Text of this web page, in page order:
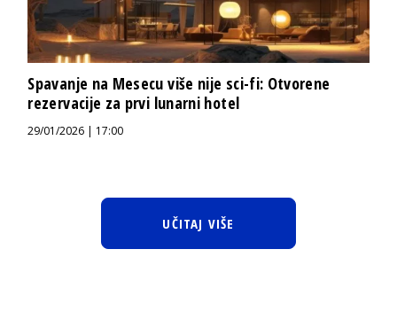
Spavanje na Mesecu više nije sci-fi: Otvorene
rezervacije za prvi lunarni hotel
29/01/2026 | 17:00
UČITAJ VIŠE